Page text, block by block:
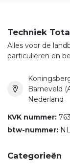
Techniek
Alles voor de
particulieren en
Barneveld
Nederland
KVK nummer:
btw-nummer:
Categorieën